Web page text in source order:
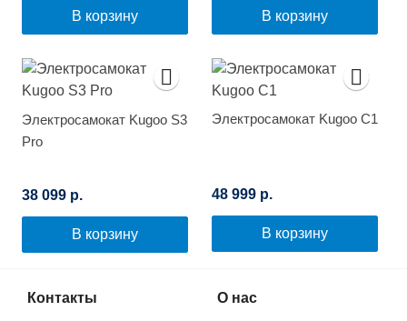
В корзину В корзину
Электросамокат Kugoo S3
Pro
38 099 р.
В корзину
Электросамокат Kugoo C1
48 999 р.
В корзину
Контакты О нас